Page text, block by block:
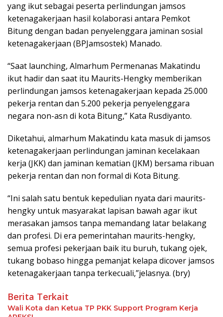
yang ikut sebagai peserta perlindungan jamsos
ketenagakerjaan hasil kolaborasi antara Pemkot
Bitung dengan badan penyelenggara jaminan sosial
ketenagakerjaan (BPJamsostek) Manado.
“Saat launching, Almarhum Permenanas Makatindu
ikut hadir dan saat itu Maurits-Hengky memberikan
perlindungan jamsos ketenagakerjaan kepada 25.000
pekerja rentan dan 5.200 pekerja penyelenggara
negara non-asn di kota Bitung,” Kata Rusdiyanto.
Diketahui, almarhum Makatindu kata masuk di jamsos
ketenagakerjaan perlindungan jaminan kecelakaan
kerja (JKK) dan jaminan kematian (JKM) bersama ribuan
pekerja rentan dan non formal di Kota Bitung.
“Ini salah satu bentuk kepedulian nyata dari maurits-
hengky untuk masyarakat lapisan bawah agar ikut
merasakan jamsos tanpa memandang latar belakang
dan profesi. Di era pemerintahan maurits-hengky,
semua profesi pekerjaan baik itu buruh, tukang ojek,
tukang bobaso hingga pemanjat kelapa dicover jamsos
ketenagakerjaan tanpa terkecuali,”jelasnya. (bry)
Berita Terkait
Wali Kota dan Ketua TP PKK Support Program Kerja